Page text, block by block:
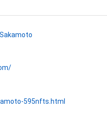
最後の1音）は、次の小節に渡っ
内の楽譜と同じ正しい位置に置
便宜上、このWAVデータでは位
by Ryuichi Sakamoto
signature pieces, “Merry
ずに、個人による閲覧の範囲を
ンジニアリングを含みますが、こ
せん。
Ｔ等について、事実上または法
性、有効性、特定の目的への適合
595nfts.html